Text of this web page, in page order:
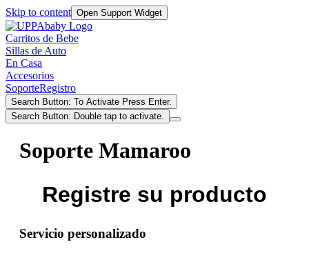
Skip to content Open Support Widget
Carritos de Bebe
Sillas de Auto
En Casa
Accesorios
SoporteRegistro
Search Button: To Activate Press Enter.
Search Button: Double tap to activate.
Soporte Mamaroo
Registre su producto
Servicio personalizado